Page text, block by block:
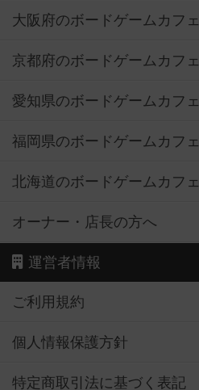
大阪府のボードゲームカフェ
京都府のボードゲームカフェ
愛知県のボードゲームカフェ
福岡県のボードゲームカフェ
北海道のボードゲームカフェ
オーナー・店長の方へ
運営者情報
ご利用規約
個人情報保護方針
特定商取引法に基づく表記